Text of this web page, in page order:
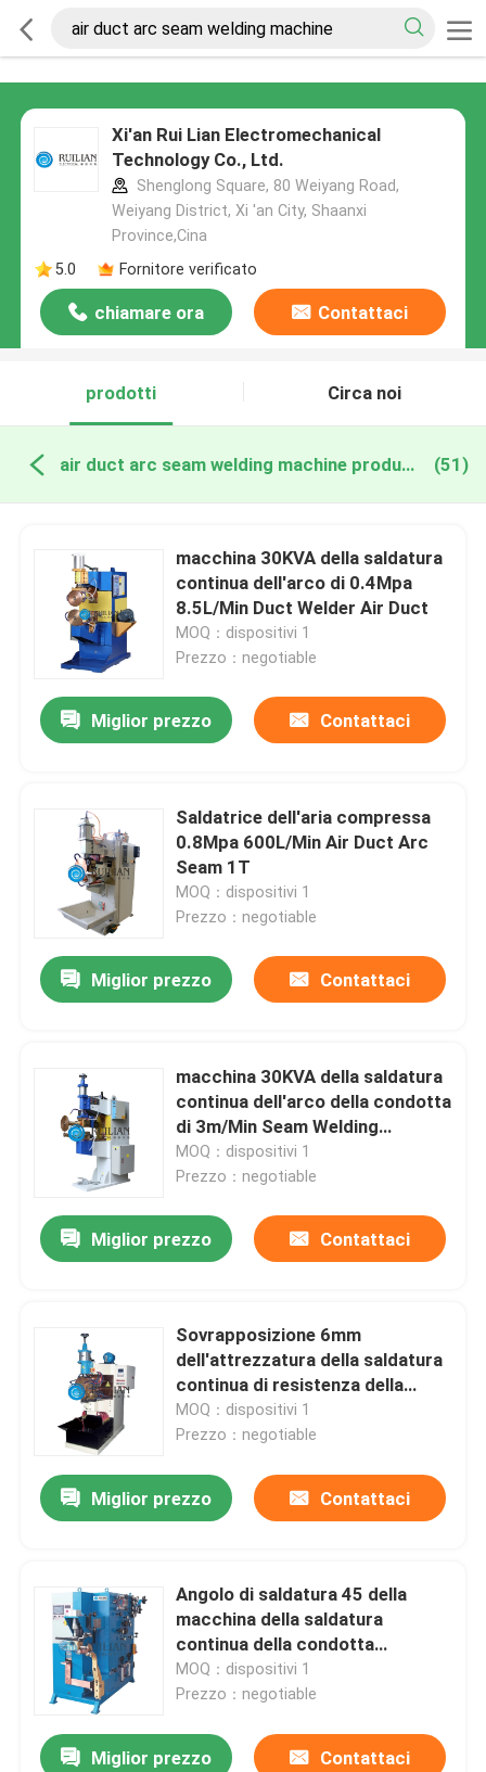
Xi'an Rui Lian Electromechanical
Technology Co., Ltd.
Shenglong Square, 80 Weiyang Road,
Weiyang District, Xi 'an City, Shaanxi
Province,Cina
5.0
Fornitore verificato
chiamare ora Contattaci
prodotti Circa noi
air duct arc seam welding machine produzione online (51)
macchina 30KVA della saldatura
continua dell'arco di 0.4Mpa
8.5L/Min Duct Welder Air Duct
MOQ：dispositivi 1
Prezzo：negotiable
Miglior prezzo Contattaci
Saldatrice dell'aria compressa
0.8Mpa 600L/Min Air Duct Arc
Seam 1T
MOQ：dispositivi 1
Prezzo：negotiable
Miglior prezzo Contattaci
macchina 30KVA della saldatura
continua dell'arco della condotta
di 3m/Min Seam Welding
Equipment Air
MOQ：dispositivi 1
Prezzo：negotiable
Miglior prezzo Contattaci
Sovrapposizione 6mm
dell'attrezzatura della saldatura
continua di resistenza della
cucitura dell'arco della presa
d'aria
MOQ：dispositivi 1
Prezzo：negotiable
Miglior prezzo Contattaci
Angolo di saldatura 45 della
macchina della saldatura
continua della condotta
dell'attrezzatura della saldatura
continua 50KVA 90 15 60
MOQ：dispositivi 1
Prezzo：negotiable
Miglior prezzo Contattaci